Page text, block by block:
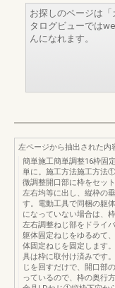
お探しのページは
タログビューでは
んになれます。
左ページから抽出された内
簡単施工簡単調整16枠固
単に。施工方法施工方
微調整開口部に枠をセッ
左右均等に出し、縦枠の
す。電動工具で同梱の躯
になっていない場合は、
左右調整ねじ部をドライ
躯体固定ねじをゆるめて
体固定ねじを固定します
具は枠に取付け済みです
じを回すだけで、開口部
っているので、枠の奥行